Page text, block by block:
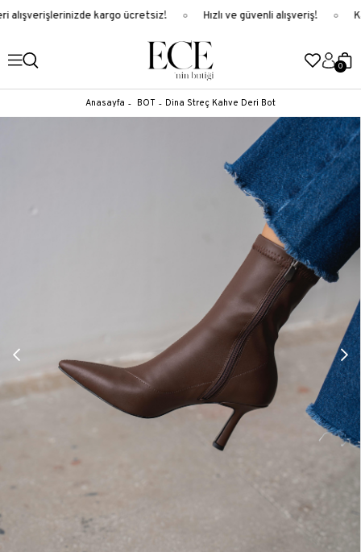
alışverişlerinizde kargo ücretsiz! Hızlı ve güvenli alışveriş!
0
Anasayfa BOT Dina Streç Kahve Deri Bot